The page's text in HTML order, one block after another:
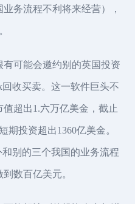
务流程不利将来经营），
可能会邀约别的英国投资
收买卖。这一软件巨头不
超出1.六万亿美金，截止
期投资超出1360亿美金。
别的三个我国的业务流程
数百亿美元。